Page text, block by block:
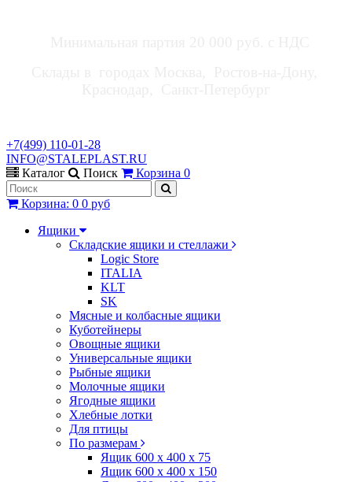
+7(499) 110-01-28
INFO@STALEPLAST.RU
Каталог
Поиск Корзина 0
Корзина: 0 0 руб
Ящики
Складские ящики и стеллажи
Logic Store
ITALIA
KLT
SK
Мясные и колбасные ящики
Куботейнеры
Овощные ящики
Универсальные ящики
Рыбные ящики
Молочные ящики
Ягодные ящики
Хлебные лотки
Для птицы
По размерам
Ящик 600 х 400 х 75
Ящик 600 х 400 х 150